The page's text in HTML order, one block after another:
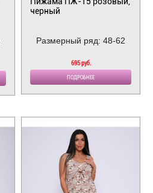
черный
Размерный ряд: 48-62
695 руб.
ПОДРОБНЕЕ